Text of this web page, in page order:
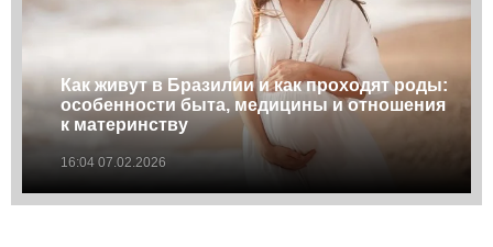
Как живут в Бразилии и как проходят роды:
особенности быта, медицины и отношения
к материнству
16:04 07.02.2026